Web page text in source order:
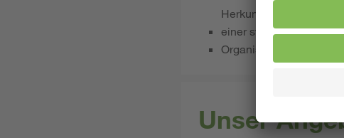
Herkunftssystemen.
​​​​​​einer starken
Organisationstalent
Unser